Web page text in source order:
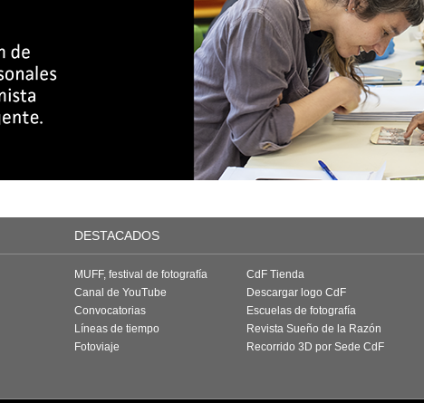
DESTACADOS
MUFF, festival de fotografía
Canal de YouTube
Convocatorias
Líneas de tiempo
Fotoviaje
CdF Tienda
Descargar logo CdF
Escuelas de fotografía
Revista Sueño de la Razón
Recorrido 3D por Sede CdF